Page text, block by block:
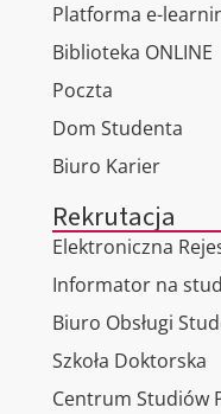
Platforma e-
Biblioteka ONLINE
Poczta
Dom Studenta
Biuro Karier
Rekrutacja
Elektroniczna
Informator na
Biuro Obsługi
Szkoła Doktorska
Centrum Studiów